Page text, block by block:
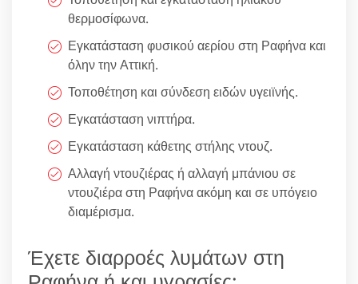
θερμοσίφωνα.
Εγκατάσταση φυσικού αερίου στη Ραφήνα και
όλην την Αττική.
Τοποθέτηση και σύνδεση ειδών υγειϊνής.
Εγκατάσταση νιπτήρα.
Εγκατάσταση κάθετης στήλης ντουζ.
Αλλαγή ντουζιέρας ή αλλαγή μπάνιου σε
ντουζιέρα στη Ραφήνα ακόμη και σε υπόγειο
διαμέρισμα.
Έχετε διαρροές λυμάτων στη